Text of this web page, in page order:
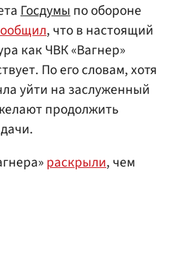
Госдумыпо обороне
, что в настоящий
как ЧВК «Вагнер»
По его словам, хотя
уйти на заслуженный
продолжить
раскрыли, чем